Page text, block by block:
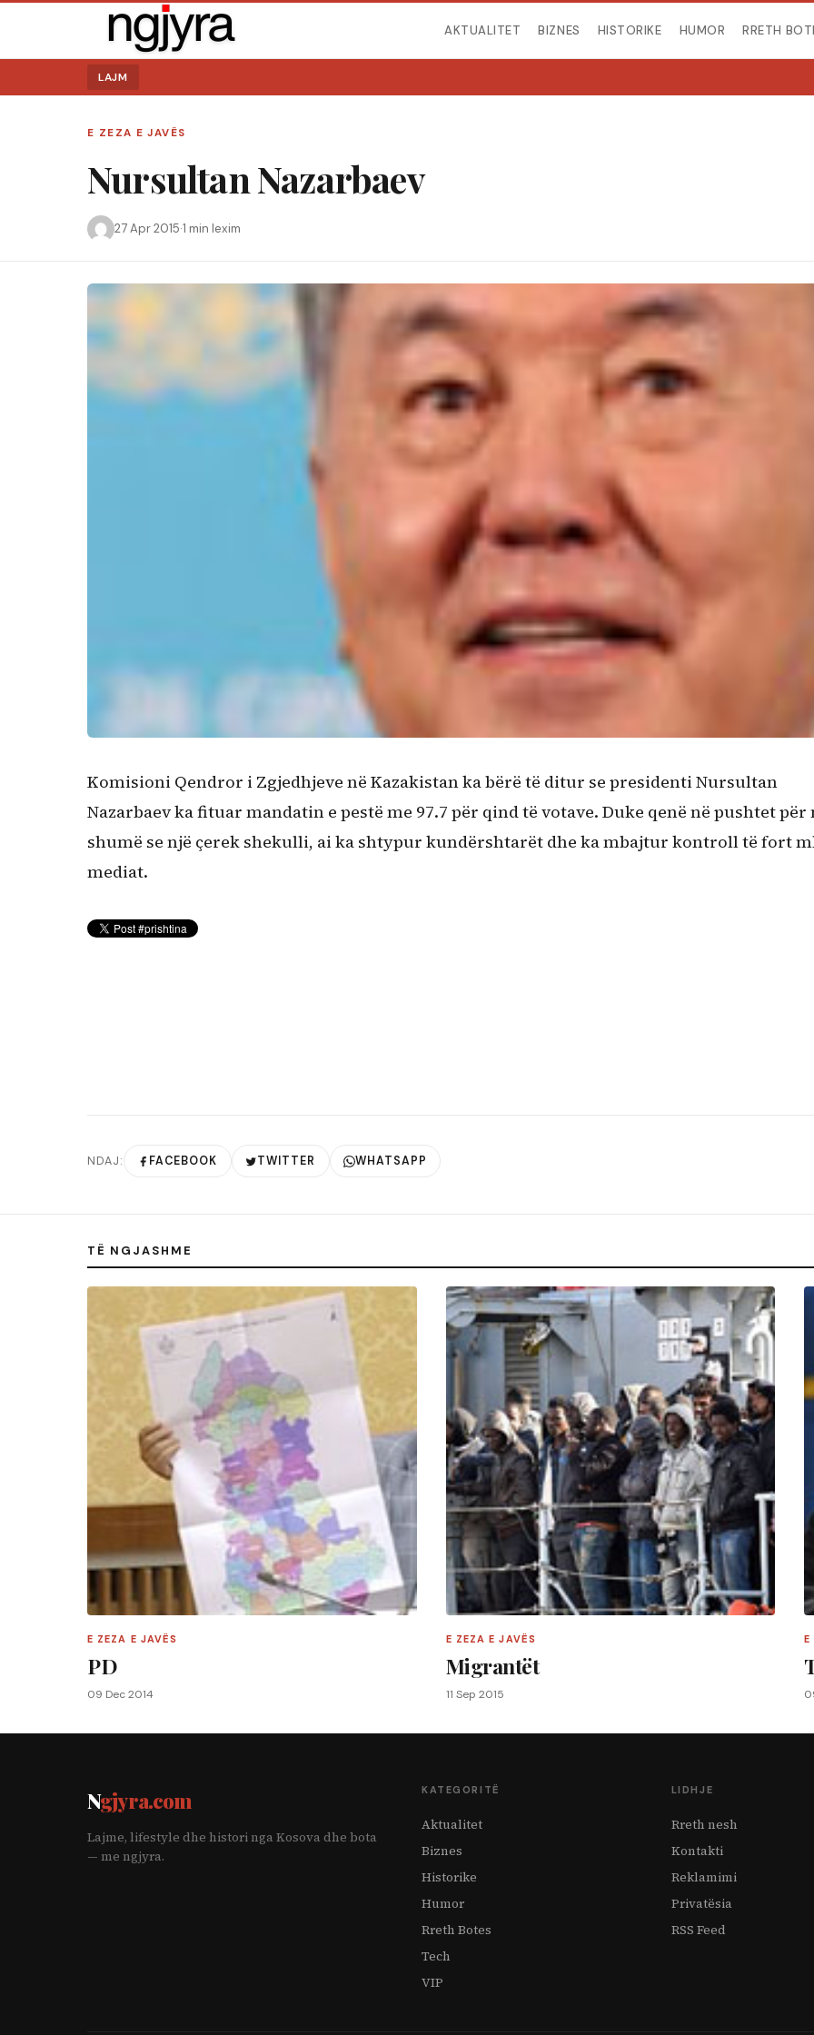
AKTUALITET BIZNES HISTORIKE HUMOR RRETH
LAJM
E ZEZA E JAVËS
Nursultan Nazarbaev
27 Apr 2015·1 min lexim
Komisioni Qendror i Zgjedhjeve në Kazakistan ka bërë të ditur se presidenti Nursultan
Nazarbaev ka fituar mandatin e pestë me 97.7 për qind të votave. Duke qenë në pushtet për
shumë se një çerek shekulli, ai ka shtypur kundërshtarët dhe ka mbajtur kontroll të fort
mediat.
NDAJ: FACEBOOK TWITTER WHATSAPP
TË NGJASHME
E ZEZA E JAVËS
PD
09 Dec 2014
E ZEZA E JAVËS
Migrantët
11 Sep 2015
E
Ngjyra.com
Lajme, lifestyle dhe histori nga Kosova dhe bota
— me ngjyra.
KATEGORITË
Aktualitet
Biznes
Historike
Humor
Rreth Botes
Tech
VIP
LIDHJE
Rreth nesh
Kontakti
Reklamimi
Privatësia
RSS Feed